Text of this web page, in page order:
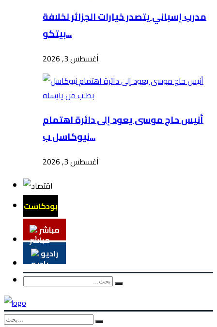
مدرب إسباني يتصدر خيارات الجزائر لخلافة
بيتكو...
أغسطس 3, 2026
أنيس حاج موسى يعود إلى دائرة اهتمام
نيوكاسل ب...
أغسطس 3, 2026
بودكاست
مباشر
راديو